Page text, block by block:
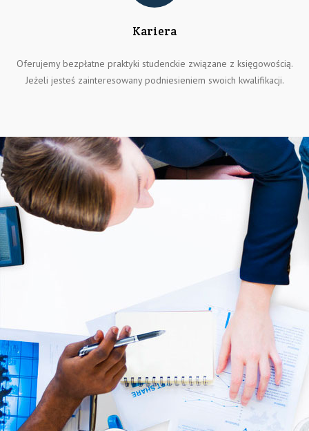
Kariera
Oferujemy bezpłatne praktyki studenckie związane z księgowością.
Jeżeli jesteś zainteresowany podniesieniem swoich kwalifikacji.